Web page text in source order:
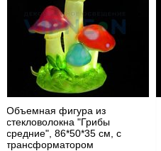
Объемная фигура из
стекловолокна "Грибы
средние", 86*50*35 см, с
трансформатором